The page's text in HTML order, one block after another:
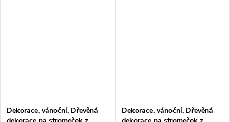
Dekorace, vánoční, Dřevěná
Dekorace, vánoční, Dřevěná